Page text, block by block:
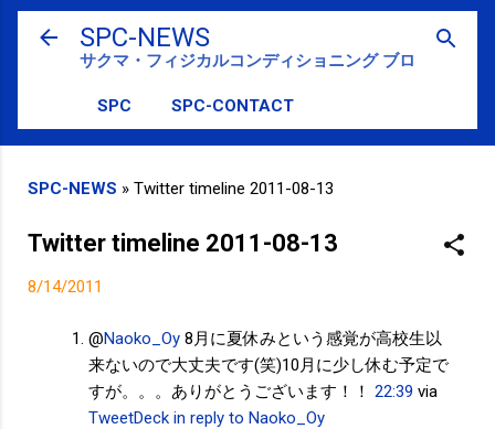
スキップしてメイン コンテンツに移動
SPC-NEWS
サクマ・フィジカルコンディショニング ブログ
SPC SPC-CONTACT
SPC-NEWS » Twitter timeline 2011-08-13
Twitter timeline 2011-08-13
8/14/2011
@Naoko_Oy 8月に夏休みという感覚が高校生以
来ないので大丈夫です(笑)10月に少し休む予定で
すが。。。ありがとうございます！！ 22:39 via
TweetDeck in reply to Naoko_Oy